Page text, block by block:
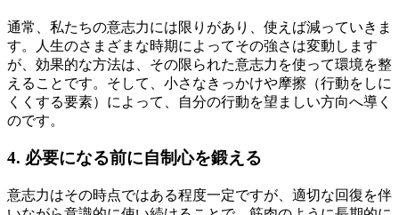
通常、私たちの意志力には限りがあり、使えば減っていきま
す。人生のさまざまな時期によってその強さは変動します
が、効果的な方法は、その限られた意志力を使って環境を整
えることです。そして、小さなきっかけや摩擦（行動をしに
くくする要素）によって、自分の行動を望ましい方向へ導く
のです。
4. 必要になる前に自制心を鍛える
意志力はその時点ではある程度一定ですが、適切な回復を伴